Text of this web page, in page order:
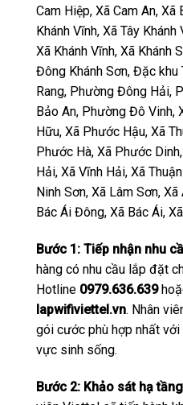
Cam Hiệp, Xã Cam An, Xã
Khánh Vĩnh, Xã Tây
Xã Khánh Vĩnh, Xã Khánh
Đông Khánh Sơn, Đặc
Rang, Phường Đông Hải,
Bảo An, Phường Đô Vinh,
Hữu, Xã Phước Hậu, Xã
Phước Hà, Xã Phước
Hải, Xã Vĩnh Hải, Xã
Ninh Sơn, Xã Lâm Sơn,
Bác Ái Đông, Xã Bác Ái,
Bước 1: Tiếp nhận nhu
hàng có nhu cầu lắp đặt
Hotline 0979.636.639
lapwifiviettel.vn. Nhân
gói cước phù hợp nhất
vực sinh sống.
Bước 2: Khảo sát hạ